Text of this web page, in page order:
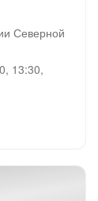
Северной
13:30,